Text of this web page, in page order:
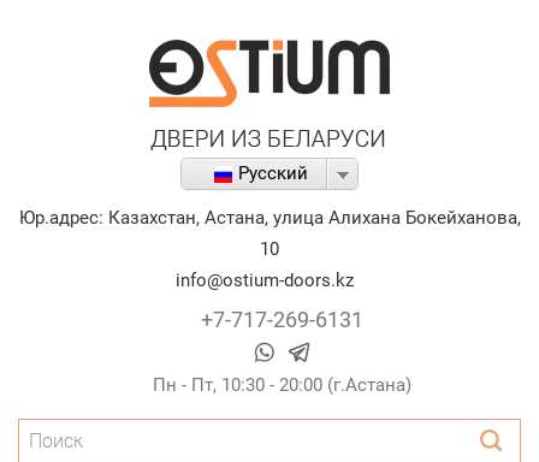
Русский
Юр.адрес: Казахстан, Астана, улица Алихана Бокейханова,
10
info@ostium-doors.kz
+7-717-269-6131
Пн - Пт, 10:30 - 20:00 (г.Астана)
Поиск